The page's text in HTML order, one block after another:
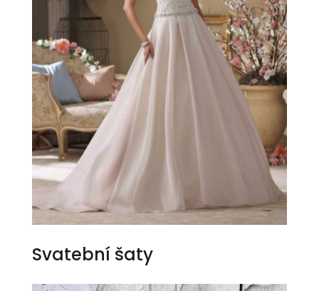
Svatební šaty